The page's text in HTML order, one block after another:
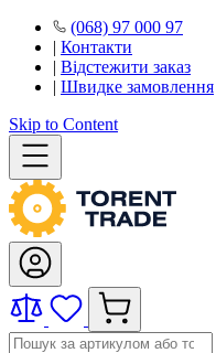
(068) 97 000 97
| Контакти
| Відстежити заказ
| Швидке замовлення
Skip to Content